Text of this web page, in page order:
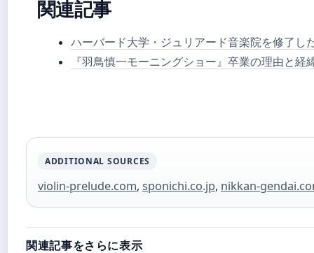
関連記事
ハーバード大学・ジュリアード音楽院を修了し
『羽鳥慎一モーニングショー』卒業の理由と経
ADDITIONAL SOURCES
violin-prelude.com, sponichi.co.jp, nikkan-
関連記事をさらに表示